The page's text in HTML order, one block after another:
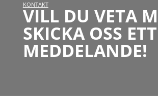
KONTAKT
VILL DU VETA
SKICKA OSS ETT
MEDDELANDE!